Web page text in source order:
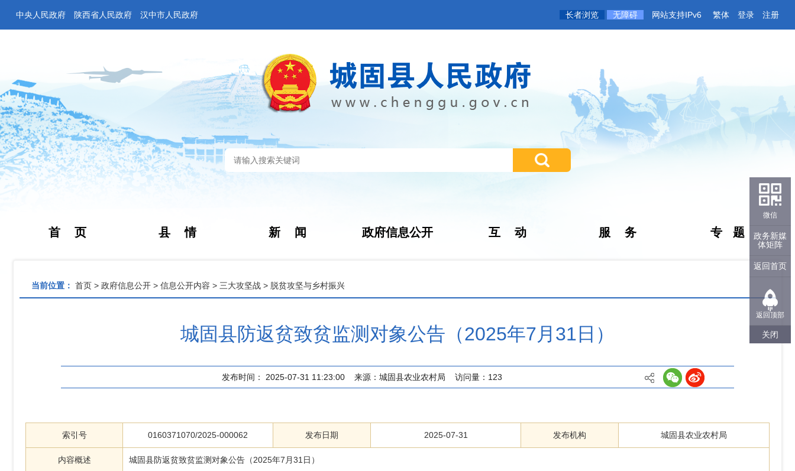
中央人民政府 陕西省人民政府 汉中市人民政府 长者浏览 无障碍 网站支持IPv6 繁体 登录 注册
首 页 县 情 新 闻 政府信息公开 互 动 服 务 专 题
当前位置： 首页 > 政府信息公开 > 信息公开内容 > 三大攻坚战 > 脱贫攻坚与乡村振兴
城固县防返贫致贫监测对象公告（2025年7月31日）
发布时间： 2025-07-31 11:23:00 来源： 城固县农业农村局 访问量： 123
索引号 0160371070/2025-000062 发布日期 2025-07-31 发布机构 城固县农业农村局
内容概述 城固县防返贫致贫监测对象公告（2025年7月31日）
微信
政务新媒
体矩阵
返回首页
返回顶部
关闭